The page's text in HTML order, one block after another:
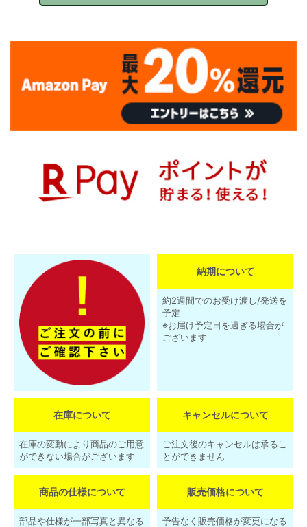
納期について
約2週間でのお受け渡し/発送を
予定
※お届け予定日を過ぎる場合が
ございます
在庫について
在庫の変動により商品のご用意
ができない場合がございます
キャンセルについて
ご注文後のキャンセルは承るこ
とができません
商品の仕様について
部品や仕様が一部写真と異なる
販売価格について
予告なく販売価格が変更になる